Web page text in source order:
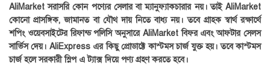
AliMarket সরাসরি কোন পণ্যের সেলার বা ম্যানুফ্যাকচারার নয়। তাই AliMarket
কোনো প্রাসঙ্গিক, জামানত বা যৌথ দায় নিতে বাধ্য নয়। তবে গ্রাহক স্বার্থ রক্ষার্থে
শপিং ওয়েবসাইটের রিফান্ড পলিসি অনুসারে AliMarket বিফর এবং আফটার সেলস
সার্ভিস দেয়। AliExpress এর কিছু প্রোডাক্টে কাস্টমস চার্জ যুক্ত হয়। তবে কাস্টমস
চার্জ হলে সরকারী স্লিপ এ ট্যাক্স দিয়ে পণ্য গ্রহণ করতে হবে।